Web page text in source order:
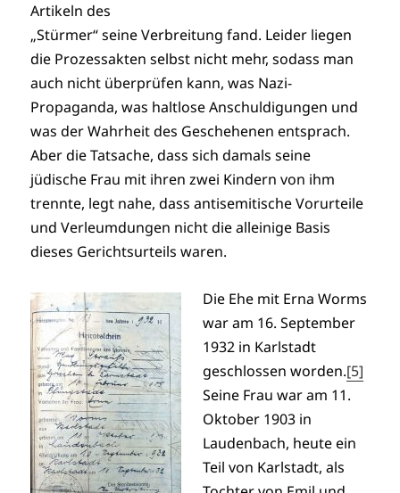
Artikeln des
„Stürmer“ seine Verbreitung fand. Leider liegen
die Prozessakten selbst nicht mehr, sodass man
auch nicht überprüfen kann, was Nazi-
Propaganda, was haltlose Anschuldigungen und
was der Wahrheit des Geschehenen entsprach.
Aber die Tatsache, dass sich damals seine
jüdische Frau mit ihren zwei Kindern von ihm
trennte, legt nahe, dass antisemitische Vorurteile
und Verleumdungen nicht die alleinige Basis
dieses Gerichtsurteils waren.
Die Ehe mit Erna Worms
war am 16. September
1932 in Karlstadt
geschlossen worden.[5]
Seine Frau war am 11.
Oktober 1903 in
Laudenbach, heute ein
Teil von Karlstadt, als